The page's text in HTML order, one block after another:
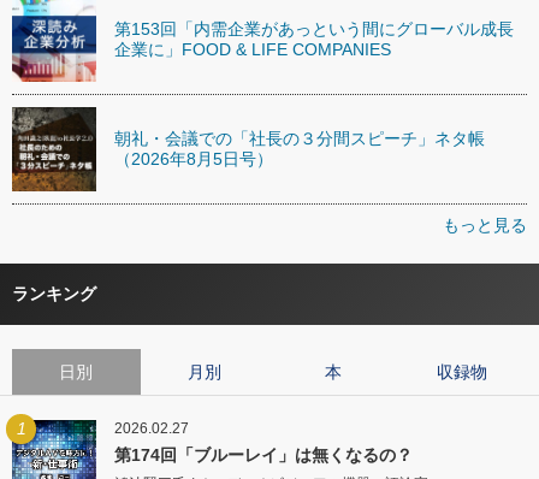
第153回「内需企業があっという間にグローバル成長
企業に」FOOD & LIFE COMPANIES
朝礼・会議での「社長の３分間スピーチ」ネタ帳
（2026年8月5日号）
もっと見る
ランキング
日別 月別 本 収録物
1 2026.02.27
第174回「ブルーレイ」は無くなるの？